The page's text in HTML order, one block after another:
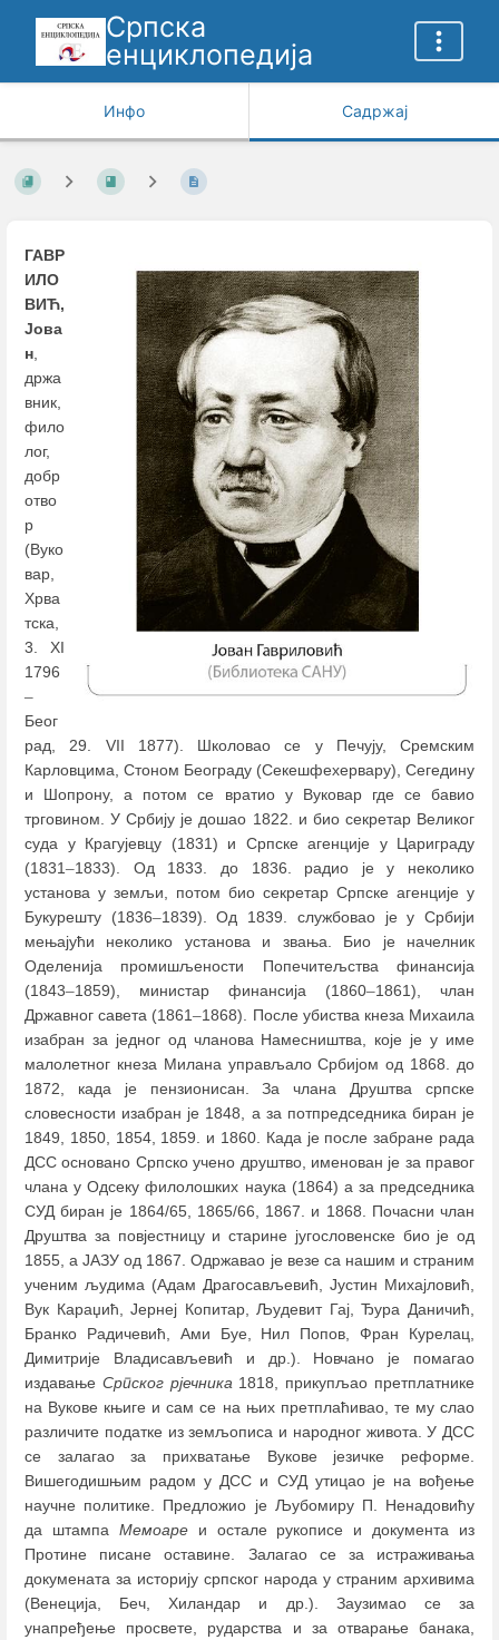
Српска
енциклопедија
Инфо Садржај
ГАВР
ИЛО
ВИЋ,
Јова
н,
држа
вник,
фило
лог,
добр
отво
р
(Вуко
вар,
Хрва
тска,
3. XI
1796
–
Беог
рад, 29. VII 1877). Школовао се у Печују, Сремским
Карловцима, Стоном Београду (Секешфехервару), Сегедину
и Шопрону, а потом се вратио у Вуковар где се бавио
трговином. У Србију је дошао 1822. и био секретар Великог
суда у Крагујевцу (1831) и Српске агенције у Цариграду
(1831–1833). Од 1833. до 1836. радио је у неколико
установа у земљи, потом био секретар Српске агенције у
Букурешту (1836–1839). Од 1839. службовао је у Србији
мењајући неколико установа и звања. Био је начелник
Оделенија промишљености Попечитељства финансија
(1843–1859), министар финансија (1860–1861), члан
Државног савета (1861–1868). После убиства кнеза Михаила
изабран за једног од чланова Намесништва, које је у име
малолетног кнеза Милана управљало Србијом од 1868. до
1872, када је пензионисан. За члана Друштва српске
словесности изабран је 1848, а за потпредседника биран је
1849, 1850, 1854, 1859. и 1860. Када је после забране рада
ДСС основано Српско учено друштво, именован је за правог
члана у Одсеку филолошких наука (1864) а за председника
СУД биран је 1864/65, 1865/66, 1867. и 1868. Почасни члан
Друштва за повјестницу и старине југословенске био је од
1855, а ЈАЗУ од 1867. Одржавао је везе са нашим и страним
ученим људима (Адам Драгосављевић, Јустин Михајловић,
Вук Караџић, Јернеј Копитар, Људевит Гај, Ђура Даничић,
Бранко Радичевић, Ами Буе, Нил Попов, Фран Курелац,
Димитрије Владисављевић и др.). Новчано је помагао
издавање Српског рјечника1818, прикупљао претплатнике
на Вукове књиге и сам се на њих претплаћивао, те му слао
различите податке из земљописа и народног живота. У ДСС
се залагао за прихватање Вукове језичке реформе.
Вишегодишњим радом у ДСС и СУД утицао је на вођење
научне политике. Предложио је Љубомиру П. Ненадовићу
да штампа Мемоареи остале рукописе и документа из
Протине писане оставине. Залагао се за истраживања
докумената за историју српског народа у страним архивима
(Венеција, Беч, Хиландар и др.). Заузимао се за
унапређење просвете, рударства и за отварање банака,